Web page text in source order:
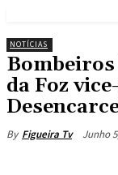
NOTÍCIAS
Bombeiros
da Foz
By Figueira Tv Junho